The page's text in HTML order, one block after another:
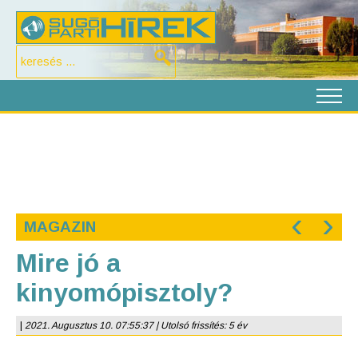
MAGAZIN ‹ ›
Mire jó a
kinyomópisztoly?
2021. Augusztus 10. 07:55:37 | Utolsó frissítés: 5 év